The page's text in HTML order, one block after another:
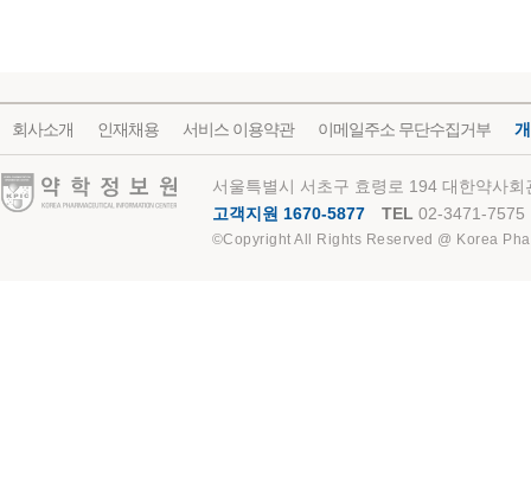
회사소개 인재채용 서비스 이용약관 이메일주소 무단수집거부
약학정보원
서울특별시 서초구 효령로 194 대한약사
고객지원 1670-5877
TEL 02-3471-7575
©Copyright All Rights Reserved @ Korea